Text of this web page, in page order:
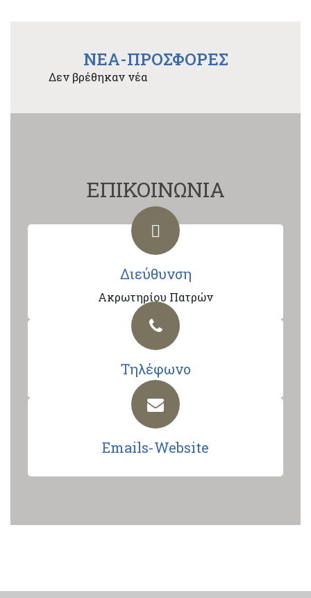
NEA-ΠΡΟΣΦΟΡΕΣ
Δεν βρέθηκαν νέα
ΕΠΙΚΟΙΝΩΝΙΑ
Διεύθυνση
Ακρωτηρίου Πατρών
Τηλέφωνο
Emails-Website